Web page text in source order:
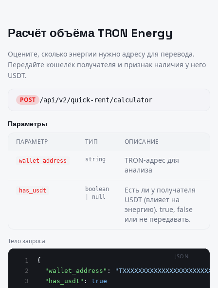
Расчёт объёма TRON Energy
Оцените, сколько энергии нужно адресу для перевода.
Передайте кошелёк получателя и признак наличия у него
USDT.
POST /api/v2/quick-rent/calculator
Параметры
ПАРАМЕТР ТИП ОПИСАНИЕ
wallet_address string
TRON-адрес для
анализа
has_usdt
boolean
| null
Есть ли у получателя
USDT (влияет на
энергию). true, false
или не передавать.
Тело запроса
JSON
{
  "wallet_address"
:
  "has_usdt"
: true